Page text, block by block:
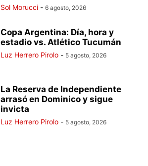
Sol Morucci - 6 agosto, 2026
Copa Argentina: Día, hora y
estadio vs. Atlético Tucumán
Luz Herrero Pirolo - 5 agosto, 2026
La Reserva de Independiente
arrasó en Dominico y sigue
invicta
Luz Herrero Pirolo - 5 agosto, 2026